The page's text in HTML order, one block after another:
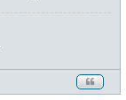
е